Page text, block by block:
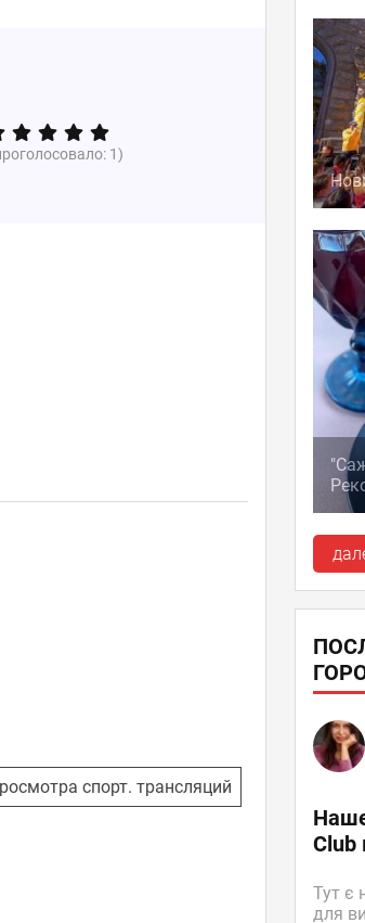
1)
спорт. трансляций
Club
Тут є
для